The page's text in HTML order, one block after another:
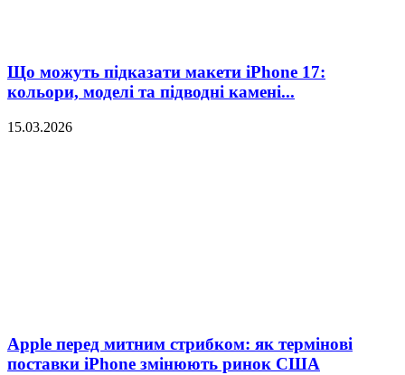
Що можуть підказати макети iPhone 17:
кольори, моделі та підводні камені...
15.03.2026
Apple перед митним стрибком: як термінові
поставки iPhone змінюють ринок США